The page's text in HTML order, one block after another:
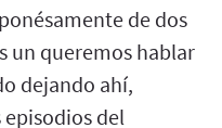
de dos
un queremos hablar
dejando ahí,
del